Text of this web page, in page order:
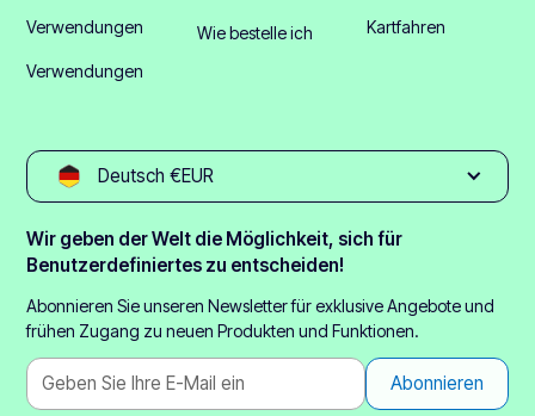
Verwendungen
Verwendungen
Wie bestelle ich Kartfahren
Deutsch €EUR
Wir geben der Welt die Möglichkeit, sich für
Benutzerdefiniertes zu entscheiden!
Abonnieren Sie unseren Newsletter für exklusive Angebote und
frühen Zugang zu neuen Produkten und Funktionen.